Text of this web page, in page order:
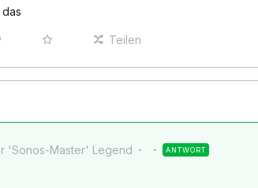
Teilen
'Sonos-Master' Legend ANTWORT